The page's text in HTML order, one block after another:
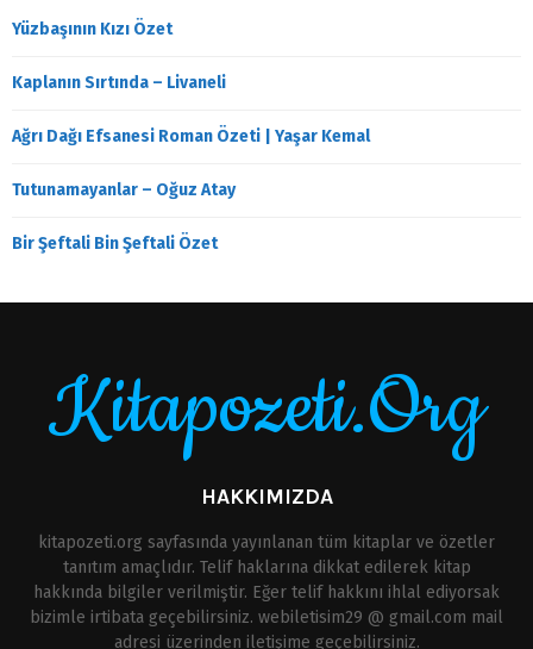
Yüzbaşının Kızı Özet
Kaplanın Sırtında – Livaneli
Ağrı Dağı Efsanesi Roman Özeti | Yaşar Kemal
Tutunamayanlar – Oğuz Atay
Bir Şeftali Bin Şeftali Özet
Kitapozeti.Org
HAKKIMIZDA
kitapozeti.org sayfasında yayınlanan tüm kitaplar ve özetler
tanıtım amaçlıdır. Telif haklarına dikkat edilerek kitap
hakkında bilgiler verilmiştir. Eğer telif hakkını ihlal ediyorsak
bizimle irtibata geçebilirsiniz. webiletisim29 @ gmail.com mail
adresi üzerinden iletişime geçebilirsiniz.